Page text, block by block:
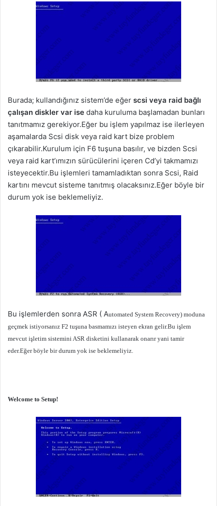
Burada; kullandığınız sistem’de eğer scsi veya raid bağlı
çalışan diskler var ise daha kuruluma başlamadan bunları
tanıtmamız gerekiyor.Eğer bu işlem yapılmaz ise ilerleyen
aşamalarda Scsi disk veya raid kart bize problem
çıkarabilir.Kurulum için F6 tuşuna basılır, ve bizden Scsi
veya raid kart’ımızın sürücülerini içeren Cd’yi takmamızı
isteyecektir.Bu işlemleri tamamladıktan sonra Scsi, Raid
kartını mevcut sisteme tanıtmış olacaksınız.Eğer böyle bir
durum yok ise beklemeliyiz.
Bu işlemlerden sonra ASR ( Automated System Recovery) moduna
geçmek istiyorsanız F2 tuşuna basmamızı isteyen ekran gelir.Bu işlem
mevcut işletim sistemini ASR disketini kullanarak onarır yani tamir
eder.Eğer böyle bir durum yok ise beklemeliyiz.
Welcome to Setup!